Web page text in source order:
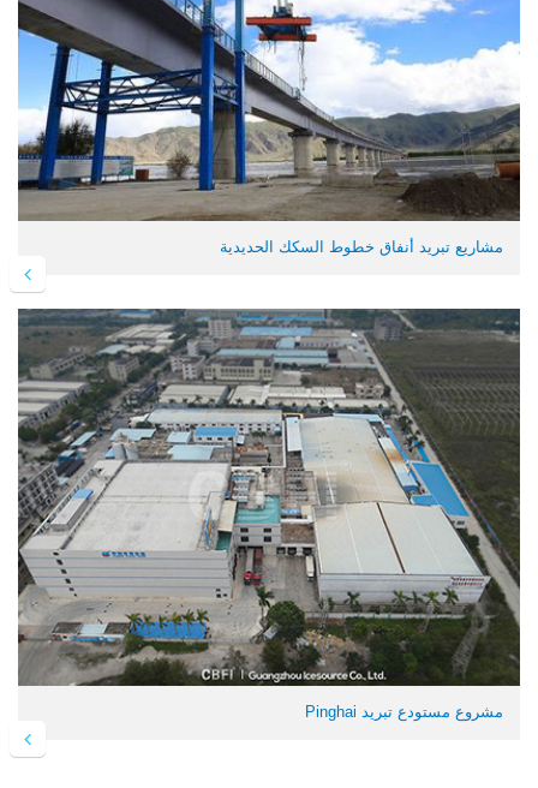
مشاريع تبريد أنفاق خطوط السكك الحديدية
مشروع مستودع تبريد Pinghai